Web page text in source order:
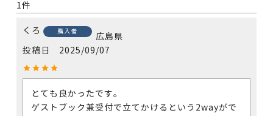
1
くろ 購入者
広島県
投稿日
2025/09/07
とても良かったです。
ゲストブック兼受付で立てかけるという2wayがで